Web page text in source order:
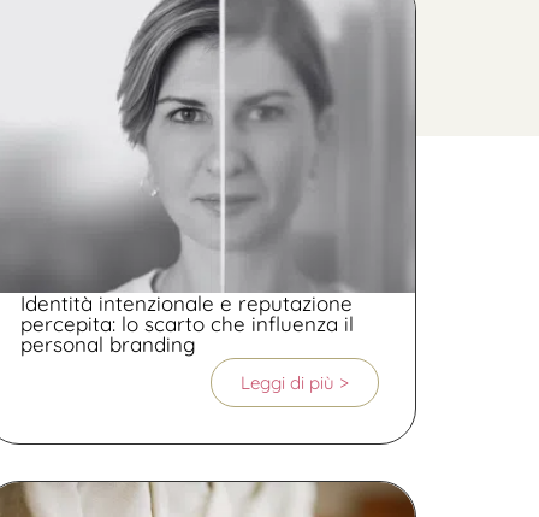
Identità intenzionale e reputazione
percepita: lo scarto che influenza il
personal branding
Leggi di più >